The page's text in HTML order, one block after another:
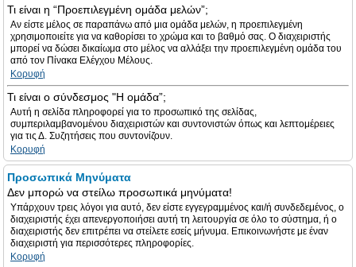
Τι είναι η “Προεπιλεγμένη ομάδα μελών”;
Αν είστε μέλος σε παραπάνω από μια ομάδα μελών, η προεπιλεγμένη
χρησιμοποιείτε για να καθορίσει το χρώμα και το βαθμό σας. Ο διαχειριστής
μπορεί να δώσει δικαίωμα στο μέλος να αλλάξει την προεπιλεγμένη ομάδα του
από τον Πίνακα Ελέγχου Μέλους.
Κορυφή
Τι είναι ο σύνδεσμος "Η ομάδα”;
Αυτή η σελίδα πληροφορεί για το προσωπικό της σελίδας,
συμπεριλαμβανομένου διαχειριστών και συντονιστών όπως και λεπτομέρειες
για τις Δ. Συζητήσεις που συντονίζουν.
Κορυφή
Προσωπικά Μηνύματα
Δεν μπορώ να στείλω προσωπικά μηνύματα!
Υπάρχουν τρεις λόγοι για αυτό, δεν είστε εγγεγραμμένος και/ή συνδεδεμένος, ο
διαχειριστής έχει απενεργοποιήσει αυτή τη λειτουργία σε όλο το σύστημα, ή ο
διαχειριστής δεν επιτρέπει να στείλετε εσείς μήνυμα. Επικοινωνήστε με έναν
διαχειριστή για περισσότερες πληροφορίες.
Κορυφή